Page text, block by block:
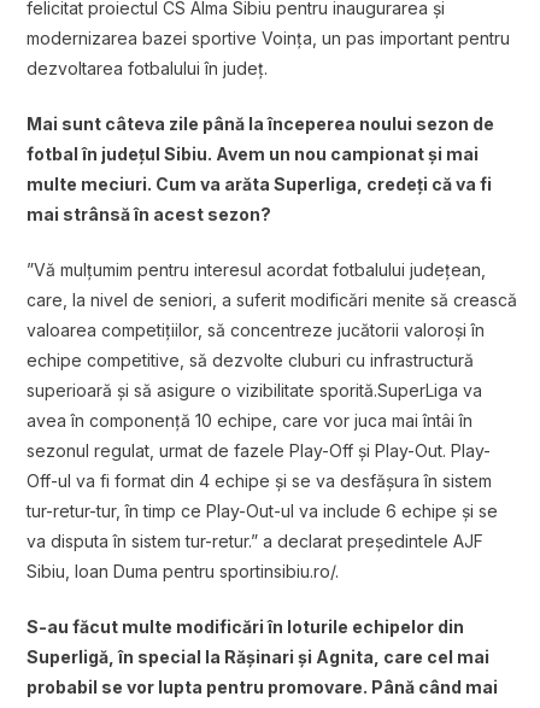
felicitat proiectul CS Alma Sibiu pentru inaugurarea și
modernizarea bazei sportive Voința, un pas important pentru
dezvoltarea fotbalului în județ.
Mai sunt câteva zile până la începerea noului sezon de
fotbal în județul Sibiu. Avem un nou campionat și mai
multe meciuri. Cum va arăta Superliga, credeți că va fi
mai strânsă în acest sezon?
”Vă mulțumim pentru interesul acordat fotbalului județean,
care, la nivel de seniori, a suferit modificări menite să crească
valoarea competițiilor, să concentreze jucătorii valoroși în
echipe competitive, să dezvolte cluburi cu infrastructură
superioară și să asigure o vizibilitate sporită.SuperLiga va
avea în componență 10 echipe, care vor juca mai întâi în
sezonul regulat, urmat de fazele Play-Off și Play-Out. Play-
Off-ul va fi format din 4 echipe și se va desfășura în sistem
tur-retur-tur, în timp ce Play-Out-ul va include 6 echipe și se
va disputa în sistem tur-retur.” a declarat președintele AJF
Sibiu, Ioan Duma pentru sportinsibiu.ro/.
S-au făcut multe modificări în loturile echipelor din
Superligă, în special la Rășinari și Agnita, care cel mai
probabil se vor lupta pentru promovare. Până când mai